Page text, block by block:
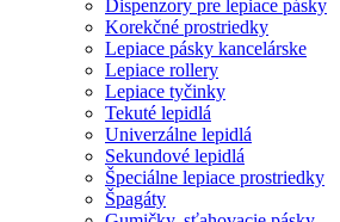
Dispenzory pre lepiace pásky
Korekčné prostriedky
Lepiace pásky kancelárske
Lepiace rollery
Lepiace tyčinky
Tekuté lepidlá
Univerzálne lepidlá
Sekundové lepidlá
Špeciálne lepiace prostriedky
Špagáty